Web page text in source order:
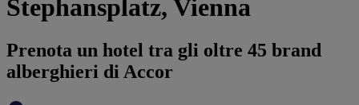
Stephansplatz, Vienna
Prenota un hotel tra gli oltre 45 brand
alberghieri di Accor